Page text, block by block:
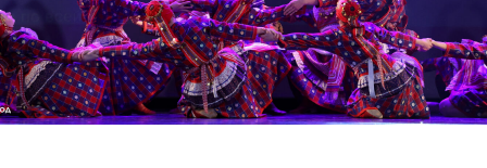
Международный
фестиваль
Екатеринбург»
незабываемых